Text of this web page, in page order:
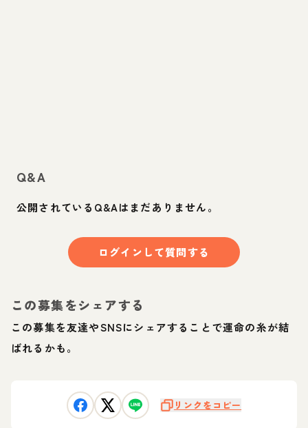
Q&A
公開されているQ&Aはまだありません。
ログインして質問する
この募集をシェアする
この募集を友達やSNSにシェアすることで運命の糸が結
ばれるかも。
リンクをコピー